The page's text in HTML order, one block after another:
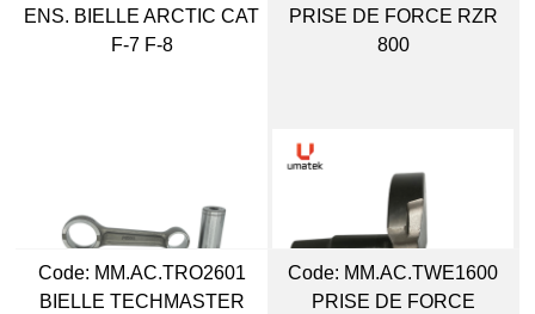
ENS. BIELLE ARCTIC CAT
F-7 F-8
PRISE DE FORCE RZR
800
Code: MM.AC.TRO2601
BIELLE TECHMASTER
Code: MM.AC.TWE1600
PRISE DE FORCE